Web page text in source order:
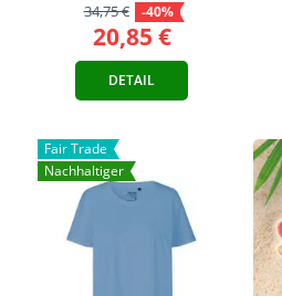
34,75 €
-40%
20,85 €
DETAIL
Fair Trade
Nachhaltiger